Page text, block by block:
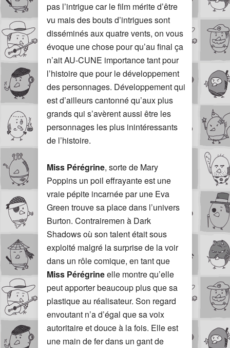
pas l’intrigue car le film mérite d’être
vu mais des bouts d’intrigues sont
disséminés aux quatre vents, on vous
évoque une chose pour qu’au final ça
n’ait AU-CUNE importance tant pour
l’histoire que pour le développement
des personnages. Développement qui
est d’ailleurs cantonné qu’aux plus
grands qui s’avèrent aussi être les
personnages les plus inintéressants
de l’histoire.
Miss Pérégrine, sorte de Mary
Poppins un poil effrayante est une
vraie pépite incarnée par une Eva
Green trouve sa place dans l’univers
Burton. Contrairemen à Dark
Shadows où son talent était sous
exploité malgré la surprise de la voir
dans un rôle comique, en tant que
Miss Pérégrineelle montre qu’elle
peut apporter beaucoup plus que sa
plastique au réalisateur. Son regard
envoutant n’a d’égal que sa voix
autoritaire et douce à la fois. Elle est
une main de fer dans un gant de